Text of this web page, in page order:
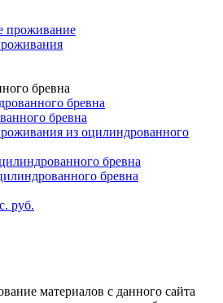
проживание
бревна
бревна
бревна
из оцилиндрованного
бревна
бревна
руб.
материалов с данного сайта